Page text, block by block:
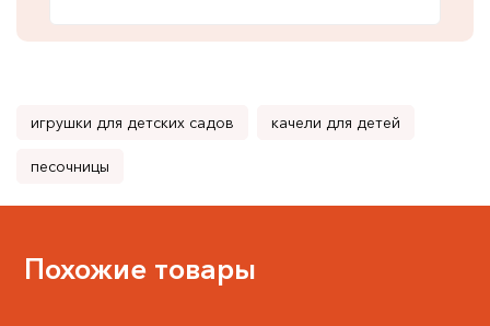
игрушки для детских садов качели для детей
песочницы
Похожие товары